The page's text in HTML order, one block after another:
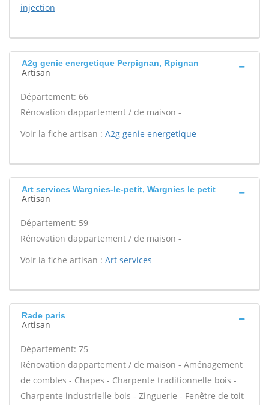
injection
A2g genie energetique Perpignan, Rpignan
Artisan
Département: 66
Rénovation dappartement / de maison -
Voir la fiche artisan : A2g genie energetique
Art services Wargnies-le-petit, Wargnies le petit
Artisan
Département: 59
Rénovation dappartement / de maison -
Voir la fiche artisan : Art services
Rade paris
Artisan
Département: 75
Rénovation dappartement / de maison - Aménagement
de combles - Chapes - Charpente traditionnelle bois -
Charpente industrielle bois - Zinguerie - Fenêtre de toit